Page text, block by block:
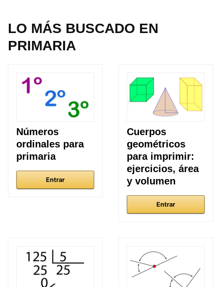
LO MÁS BUSCADO EN
PRIMARIA
Números
ordinales para
primaria
Entrar
Cuerpos
geométricos
para imprimir:
ejercicios, área
y volumen
Entrar